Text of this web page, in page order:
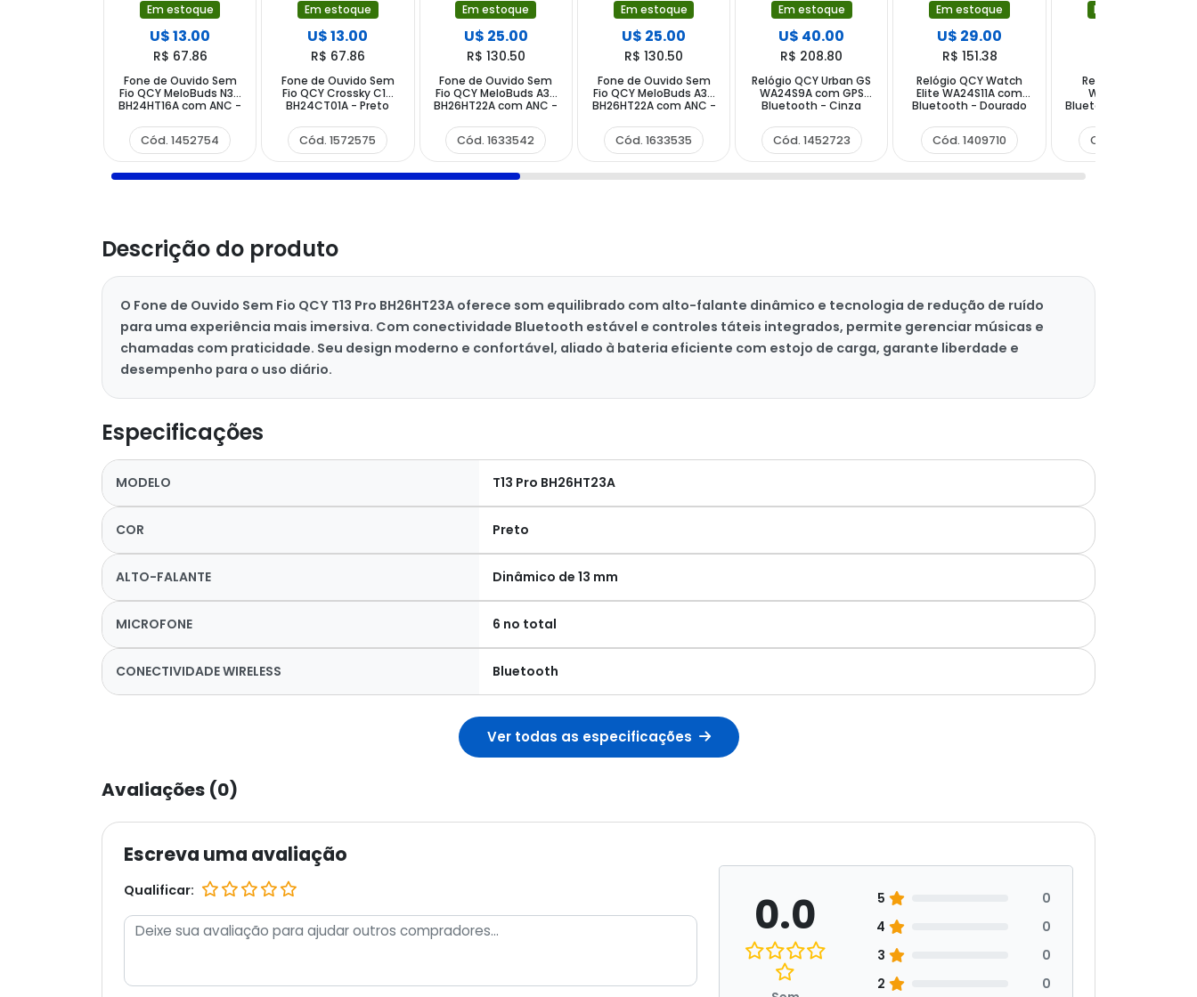
Em estoque
U$ 13.00
R$ 67.86
Fone de Ouvido Sem
Fio QCY MeloBuds N30
BH24HT16A com ANC -
Cód. 1452754
Em estoque
U$ 13.00
R$ 67.86
Fone de Ouvido Sem
Fio QCY Crossky C10
BH24CT01A - Preto
Cód. 1572575
Em estoque
U$ 25.00
R$ 130.50
Fone de Ouvido Sem
Fio QCY MeloBuds A30
BH26HT22A com ANC -
Cód. 1633542
Em estoque
U$ 25.00
R$ 130.50
Fone de Ouvido Sem
Fio QCY MeloBuds A30
BH26HT22A com ANC -
Cód. 1633535
Em estoque
U$ 40.00
R$ 208.80
Relógio QCY Urban GS
WA24S9A com GPS
Bluetooth - Cinza
Cód. 1452723
Em estoque
U$ 29.00
R$ 151.38
Relógio QCY Watch
Elite WA24S11A com
Bluetooth - Dourado
Cód. 1409710
Em estoque
Relógio QCY GS2
WA23S5A com
Bluetooth - Frost Gray
Cód. 1441253
Descrição do produto
O Fone de Ouvido Sem Fio QCY T13 Pro BH26HT23A oferece som equilibrado com alto-falante dinâmico e tecnologia de redução de ruído
para uma experiência mais imersiva. Com conectividade Bluetooth estável e controles táteis integrados, permite gerenciar músicas e
chamadas com praticidade. Seu design moderno e confortável, aliado à bateria eficiente com estojo de carga, garante liberdade e
desempenho para o uso diário.
Especificações
MODELO T13 Pro BH26HT23A
COR Preto
ALTO-FALANTE Dinâmico de 13 mm
MICROFONE 6 no total
CONECTIVIDADE WIRELESS Bluetooth
Ver todas as especificações
Avaliações (0)
Escreva uma avaliação
Qualificar: 0.0 5
0
4
0
3
0
2
0